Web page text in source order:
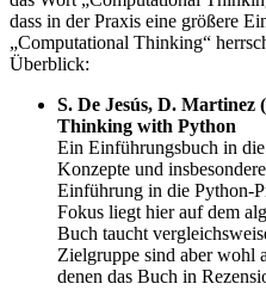
dass in der Praxis eine größere
„Computational Thinking“
Überblick:
S. De Jesús, D.
Thinking with Python
Ein Einführungsbuch in
Konzepte und
Einführung in die Python-
Fokus liegt hier auf dem
Buch taucht
Zielgruppe sind aber wohl
denen das Buch in